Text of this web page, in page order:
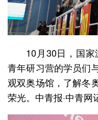
10月30日，国
青年研习营的学员们
观双奥场馆，了解冬
荣光。中青报·中青网